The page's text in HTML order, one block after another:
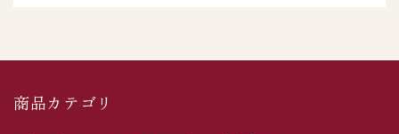
商品カテゴリ